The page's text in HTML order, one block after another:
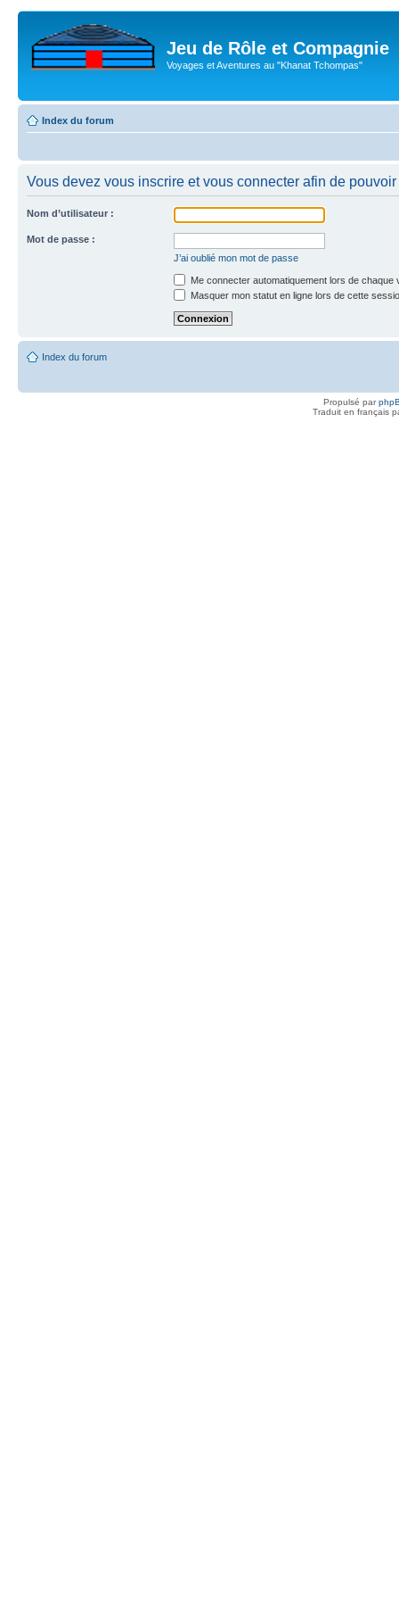
Jeu de Rôle et Compagnie
Voyages et Aventures au "Khanat Tchompas"
Index du forum
Vous devez vous inscrire et vous connecter afin de
Nom d’utilisateur :
Mot de passe :
J’ai oublié mon mot de passe
Me connecter automatiquement lors de chaque
Masquer mon statut en ligne lors de cette
Index du forum
Propulsé par
Traduit en français